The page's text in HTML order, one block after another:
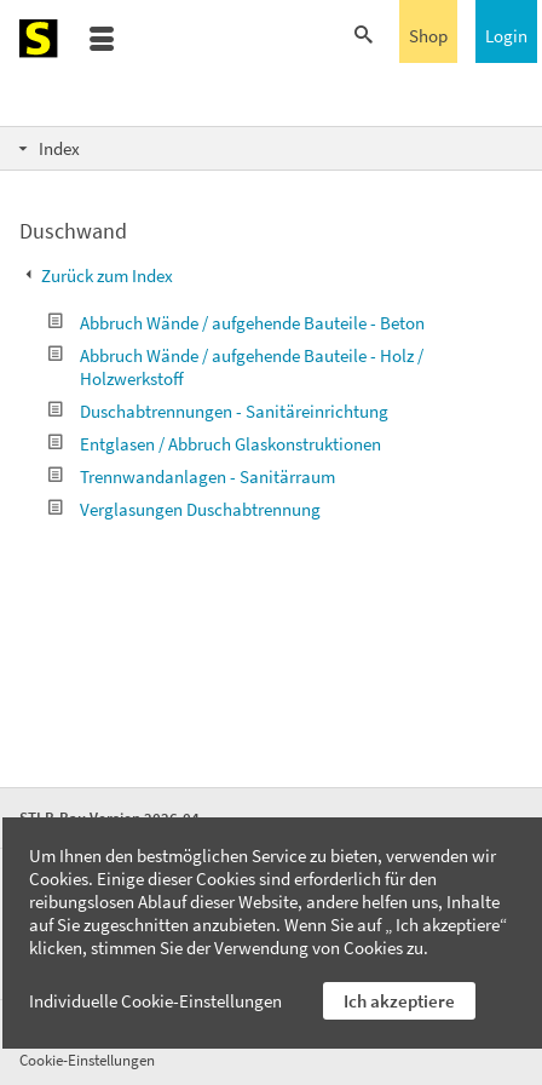
Login
Shop
Index
Duschwand
Zurück zum Index
Abbruch Wände / aufgehende Bauteile - Beton
Abbruch Wände / aufgehende Bauteile - Holz /
Holzwerkstoff
Duschabtrennungen - Sanitäreinrichtung
Entglasen / Abbruch Glaskonstruktionen
Trennwandanlagen - Sanitärraum
Verglasungen Duschabtrennung
STLB-Bau Version 2026-04
FAQ
Kontakt
Datenschutzerklärung
Cookie-Einstellungen
Um Ihnen den bestmöglichen Service zu bieten, verwenden wir
Cookies. Einige dieser Cookies sind erforderlich für den
reibungslosen Ablauf dieser Website, andere helfen uns, Inhalte
auf Sie zugeschnitten anzubieten. Wenn Sie auf „ Ich akzeptiere“
klicken, stimmen Sie der Verwendung von Cookies zu.
Individuelle Cookie-Einstellungen Ich akzeptiere